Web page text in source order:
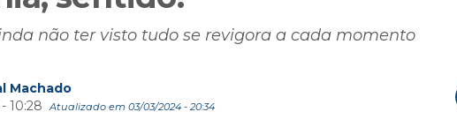
não ter visto tudo se revigora a cada momento
Machado
10:28
Atualizado em 03/03/2024 - 20:34